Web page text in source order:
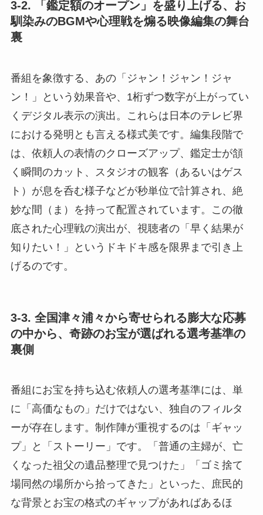
3-2. 「鑑定額のオープン」を盛り上げる、お
馴染みのBGMや心理戦を煽る映像編集の舞台
裏
番組を象徴する、あの「ジャン！ジャン！ジャ
ン！」という効果音や、1桁ずつ数字が上がってい
くデジタル表示の演出。これらは日本のテレビ界
における発明とも言える様式美です。編集段階で
は、依頼人の表情のクローズアップ、鑑定士が頷
く瞬間のカット、スタジオの観客（あるいはゲス
ト）が息を呑む様子などが秒単位で計算され、絶
妙な間（ま）を持って配置されています。この徹
底された心理戦の演出が、視聴者の「早く結果が
知りたい！」というドキドキ感を限界まで引き上
げるのです。
3-3. 全国津々浦々から寄せられる膨大な応募
の中から、奇跡のお宝が選ばれる選考基準の
裏側
番組にお宝を持ち込む依頼人の選考基準には、単
に「高価なもの」だけではない、独自のフィルタ
ーが存在します。制作陣が重視するのは「ギャッ
プ」と「ストーリー」です。「普通の主婦が、亡
くなった祖父の遺品整理で見つけた」「ゴミ捨て
場同然の場所から拾ってきた」といった、庶民的
な背景とお宝の格式のギャップがあればあるほ